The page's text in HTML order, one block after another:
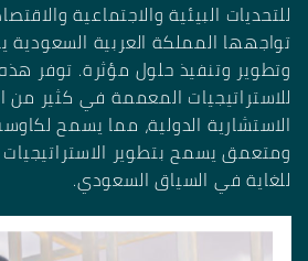
للتحديات البيئية والاجتماعية
تواجهها المملكة العربية
وتطوير وتنفيذ حلول مؤثرة. توفر هذه
للاستراتيجيات المعممة في كثير من
الاستشارية الدولية، مما يسمح
ومتعمق يسمح بتطوير الاستراتيجيات
للغاية في السياق السعودي.